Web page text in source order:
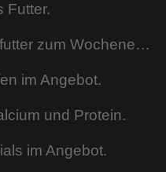
Futter.
Günstiges Frostfutter zum Wochenende.
im Angebot.
und Protein.
im Angebot.